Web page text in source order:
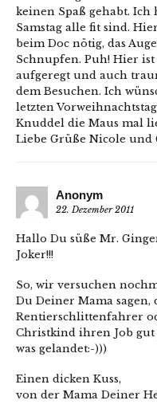
keinen Spaß gehabt. Ich
Samstag alle fit sind.
beim Doc nötig, das
Schnupfen. Puh! Hier
aufgeregt und auch
dem Besuchen. Ich
letzten
Knuddel die Maus mal
Liebe Grüße Nicole und
Anonym
22. Dezember 2011
Hallo Du süße Mr.
Joker!!!
So, wir versuchen
Du Deiner Mama sagen,
Rentierschlittenfahrer
Christkind ihren Job
was gelandet:-)))
Einen dicken Kuss,
von der Mama Deiner